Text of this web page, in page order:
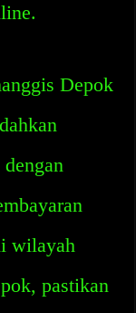
Depok
wilayah
pastikan